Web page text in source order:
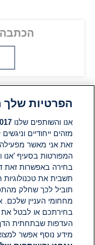
הכתבה
תגובות
אין עדיין
הוסף תגובה
הפרטיות שלך
אנו והשותפים שלנו
מזהים ייחודיים
זאת אני מאשר
המפורטות בסעיף 'אנו
בחירה באפשרות זאת
תשבית את
תוביל לכך שחלק
מחחומי העניין
בחירתכם או לבטל
העדפות שבתחתית
מידע נוסף אפשר